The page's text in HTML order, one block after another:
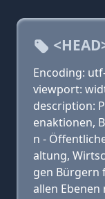
Encoding:
viewport:
description:
enaktionen,
n -
altung,
gen Bürgern
allen